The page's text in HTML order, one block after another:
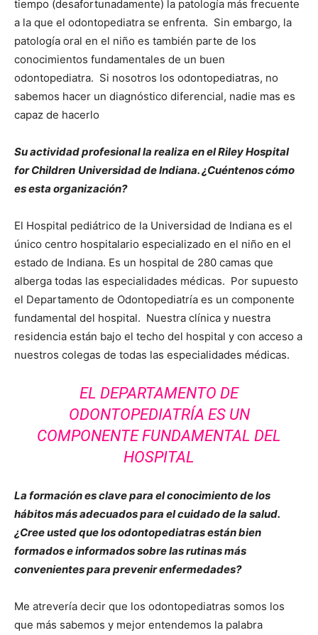
tiempo (desafortunadamente) la patología más frecuente
a la que el odontopediatra se enfrenta. Sin embargo, la
patología oral en el niño es también parte de los
conocimientos fundamentales de un buen
odontopediatra. Si nosotros los odontopediatras, no
sabemos hacer un diagnóstico diferencial, nadie mas es
capaz de hacerlo
Su actividad profesional la realiza en elRiley Hospital
for Children Universidad de Indiana. ¿Cuéntenos cómo
es esta organización?
El Hospital pediátrico de la Universidad de Indiana es el
único centro hospitalario especializado en el niño en el
estado de Indiana. Es un hospital de 280 camas que
alberga todas las especialidades médicas. Por supuesto
el Departamento de Odontopediatría es un componente
fundamental del hospital. Nuestra clínica y nuestra
residencia están bajo el techo del hospital y con acceso a
nuestros colegas de todas las especialidades médicas.
EL DEPARTAMENTO DE
ODONTOPEDIATRÍA ES UN
COMPONENTE FUNDAMENTAL DEL
HOSPITAL
La formación es clave para el conocimiento de los
hábitos más adecuados para el cuidado de la salud.
¿Cree usted que los odontopediatras están bien
formados e informados sobre las rutinas más
convenientes para prevenir enfermedades?
Me atrevería decir que los odontopediatras somos los
que más sabemos y mejor entendemos la palabra